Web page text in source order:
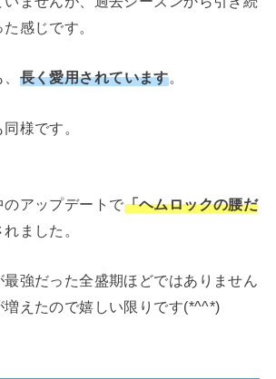
感じです。
長く愛用されています。
様です。
のアップデートで「ヘムロックの腰だ
ました。
強だった全盛期ほどではありません
増えたので嬉しい限りです(*^^*)